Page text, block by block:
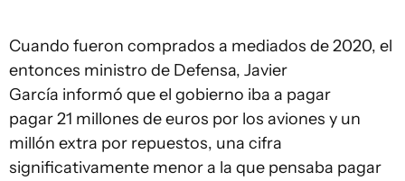
Cuando fueron comprados a mediados de 2020, el
entonces ministro de Defensa, Javier
García informó que el gobierno iba a pagar
pagar 21 millones de euros por los aviones y un
millón extra por repuestos, una cifra
significativamente menor a la que pensaba pagar